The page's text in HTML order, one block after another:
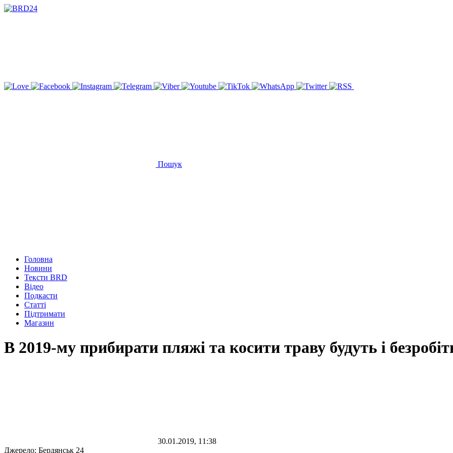
Пошук
Головна
Новини
Тексти BRD
Відео
Подкасти
Статті
Підтримати
Магазин
В 2019-му прибирати пляжі та косити траву будуть і
30.01.2019, 11:38
Джерело: Бердянськ 24